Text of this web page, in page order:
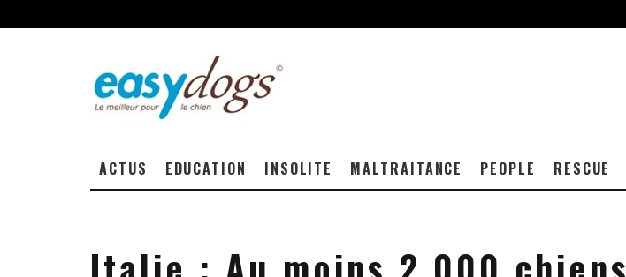
ACTUS EDUCATION INSOLITE MALTRAITANCE PEOPLE RESCUE